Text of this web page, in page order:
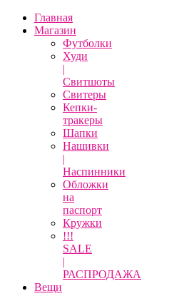
Главная
Магазин
Футболки
Худи
|
Свитшоты
Свитеры
Кепки-
тракеры
Шапки
Нашивки
|
Наспинники
Обложки
на
паспорт
Кружки
!!!
SALE
|
РАСПРОДАЖА
Вещи